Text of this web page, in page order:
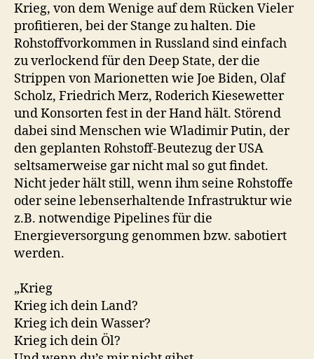
Krieg, von dem Wenige auf dem Rücken Vieler
profitieren, bei der Stange zu halten. Die
Rohstoffvorkommen in Russland sind einfach
zu verlockend für den Deep State, der die
Strippen von Marionetten wie Joe Biden, Olaf
Scholz, Friedrich Merz, Roderich Kiesewetter
und Konsorten fest in der Hand hält. Störend
dabei sind Menschen wie Wladimir Putin, der
den geplanten Rohstoff-Beutezug der USA
seltsamerweise gar nicht mal so gut findet.
Nicht jeder hält still, wenn ihm seine Rohstoffe
oder seine lebenserhaltende Infrastruktur wie
z.B. notwendige Pipelines für die
Energieversorgung genommen bzw. sabotiert
werden.
„Krieg
Krieg ich dein Land?
Krieg ich dein Wasser?
Krieg ich dein Öl?